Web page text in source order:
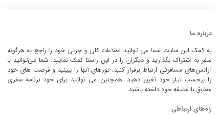
درباره ما
به کمک این سایت شما می توانید اطلاعات کلی و جزئی خود را راجع به هرگونه
سفر به اشتراک بگذارید و دیگران را در این راستا کمک نمایید. شما می‌توانید با
آژانس‌های مسافرتی ارتباط برقرار کنید. تورهای آنها را ببینید و فرصت های خود
را برحسب نیاز خود تغییر دهید. همچنین می توانید برای خود برنامه سفری
مطابق با سلیقه خود داشته باشید.
راه‌های ارتباطی